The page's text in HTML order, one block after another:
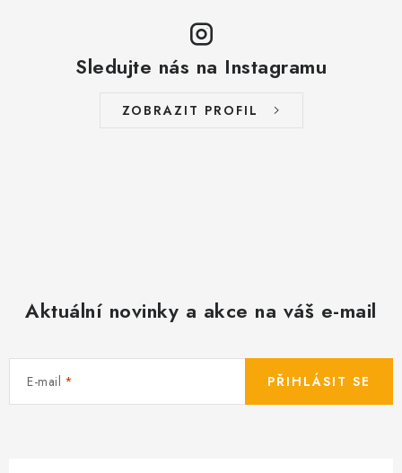
Sledujte nás na Instagramu
ZOBRAZIT PROFIL
Aktuální novinky a akce na váš e-mail
E-mail PŘIHLÁSIT SE